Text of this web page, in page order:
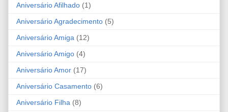
Aniversário Afilhado (1)
Aniversário Agradecimento (5)
Aniversário Amiga (12)
Aniversário Amigo (4)
Aniversário Amor (17)
Aniversário Casamento (6)
Aniversário Filha (8)